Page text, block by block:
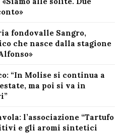
fondovalle Sangro,
che nasce dalla stagione
“In Molise si continua a
ma poi si va in
l’associazione “Tartufo
e gli aromi sintetici